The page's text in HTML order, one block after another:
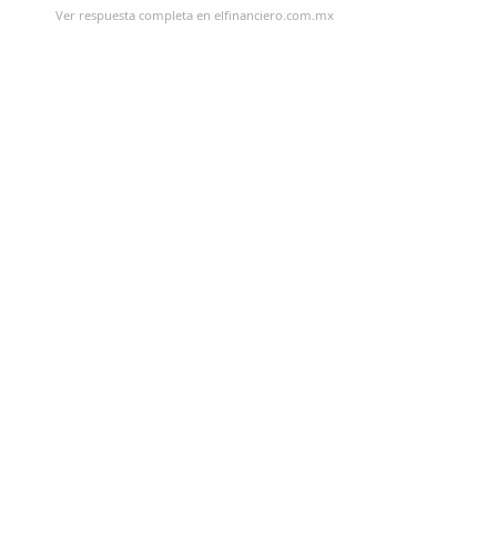
Ver respuesta completa en elfinanciero.com.mx